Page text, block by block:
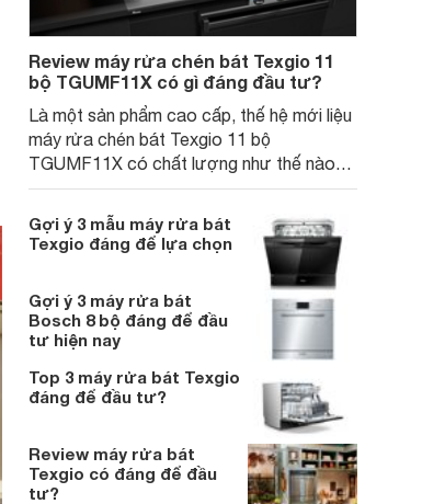
Review máy rửa chén bát Texgio 11
bộ TGUMF11X có gì đáng đầu tư?
Là một sản phẩm cao cấp, thế hệ mới liệu
máy rửa chén bát Texgio 11 bộ
TGUMF11X có chất lượng như thế nào?
Hãy cùng Webosanh review chi tiết nhất
Gợi ý 3 mẫu máy rửa bát
Texgio đáng để lựa chọn
Gợi ý 3 máy rửa bát
Bosch 8 bộ đáng để đầu
tư hiện nay
Top 3 máy rửa bát Texgio
đáng để đầu tư?
Review máy rửa bát
Texgio có đáng để đầu
tư?